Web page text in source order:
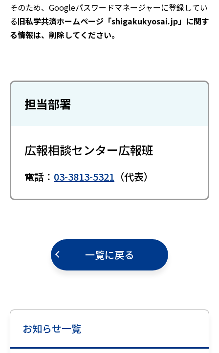
そのため、Googleパスワードマネージャーに登録してい
る旧私学共済ホームページ「shigakukyosai.jp」に関す
る情報は、削除してください。
担当部署
広報相談センター広報班
電話： 03-3813-5321 （代表）
一覧に戻る
お知らせ一覧